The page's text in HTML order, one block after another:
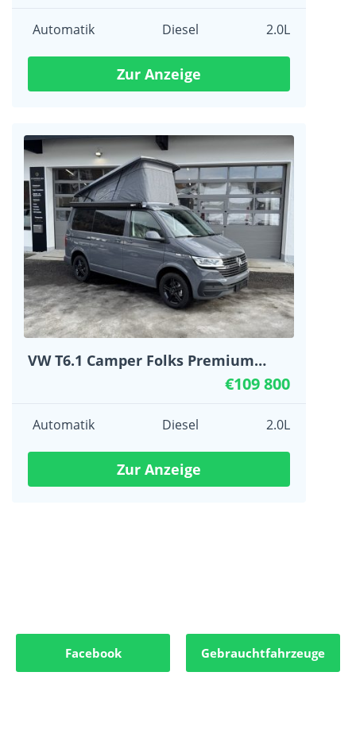
Automatik Diesel 2.0L
Zur Anzeige
VW T6.1 Camper Folks Premium
€109 800
Automatik Diesel 2.0L
Zur Anzeige
Facebook Gebrauchtfahrzeuge